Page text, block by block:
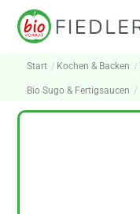
Skip
Start Kochen & Backen
Bio Sugo & Fertigsaucen